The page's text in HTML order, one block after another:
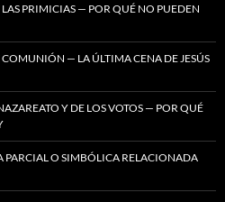
PRIMICIAS — POR QUÉ NO PUEDEN
— LA ÚLTIMA CENA DE JESÚS
Y DE LOS VOTOS — POR QUÉ
PARCIAL O SIMBÓLICA RELACIONADA